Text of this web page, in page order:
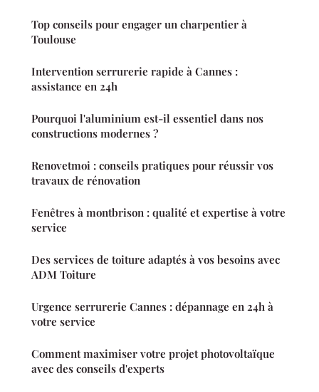
Top conseils pour engager un charpentier à
Toulouse
Intervention serrurerie rapide à Cannes :
assistance en 24h
Pourquoi l'aluminium est-il essentiel dans nos
constructions modernes ?
Renovetmoi : conseils pratiques pour réussir vos
travaux de rénovation
Fenêtres à montbrison : qualité et expertise à votre
service
Des services de toiture adaptés à vos besoins avec
ADM Toiture
Urgence serrurerie Cannes : dépannage en 24h à
votre service
Comment maximiser votre projet photovoltaïque
avec des conseils d'experts